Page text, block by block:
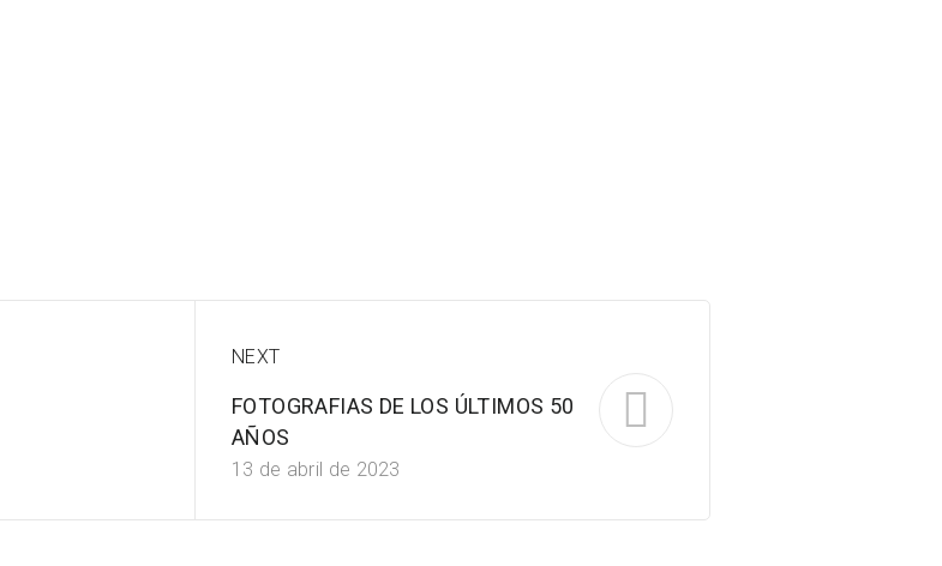
NEXT
FOTOGRAFIAS DE LOS ÚLTIMOS 50
AÑOS
13 de abril de 2023